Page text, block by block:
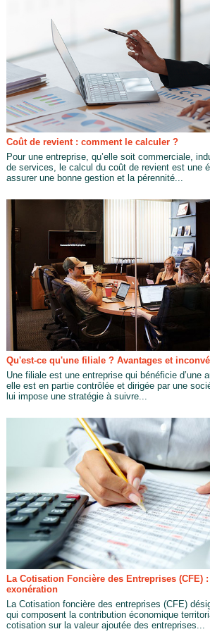
Coût de revient : comment le calculer ?
Pour une entreprise, qu’elle soit commerciale,
de services, le calcul du coût de revient est une
assurer une bonne gestion et la pérennité...
Qu'est-ce qu'une filiale ? Avantages et
Une filiale est une entreprise qui bénéficie d’une
elle est en partie contrôlée et dirigée par une
lui impose une stratégie à suivre...
La Cotisation Foncière des Entreprises (CFE)
exonération
La Cotisation foncière des entreprises (CFE)
qui composent la contribution économique
cotisation sur la valeur ajoutée des entreprises...